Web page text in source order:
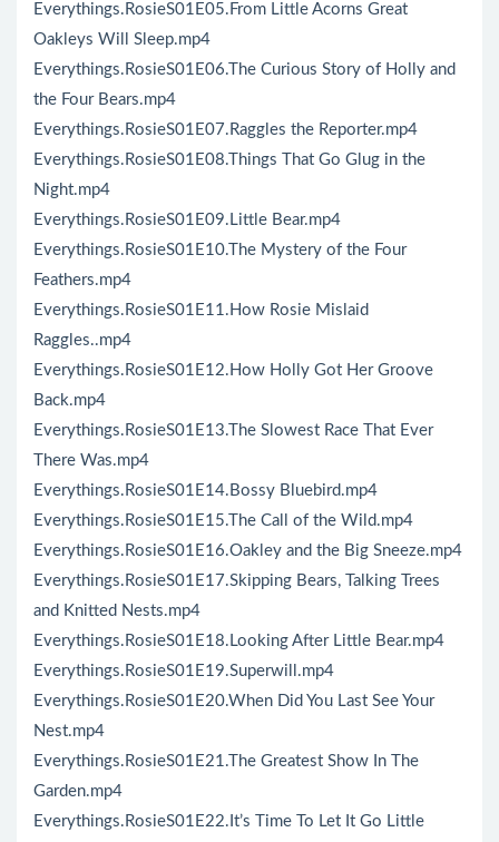
Everythings.RosieS01E05.From Little Acorns Great
Oakleys Will Sleep.mp4
Everythings.RosieS01E06.The Curious Story of Holly and
the Four Bears.mp4
Everythings.RosieS01E07.Raggles the Reporter.mp4
Everythings.RosieS01E08.Things That Go Glug in the
Night.mp4
Everythings.RosieS01E09.Little Bear.mp4
Everythings.RosieS01E10.The Mystery of the Four
Feathers.mp4
Everythings.RosieS01E11.How Rosie Mislaid
Raggles..mp4
Everythings.RosieS01E12.How Holly Got Her Groove
Back.mp4
Everythings.RosieS01E13.The Slowest Race That Ever
There Was.mp4
Everythings.RosieS01E14.Bossy Bluebird.mp4
Everythings.RosieS01E15.The Call of the Wild.mp4
Everythings.RosieS01E16.Oakley and the Big Sneeze.mp4
Everythings.RosieS01E17.Skipping Bears, Talking Trees
and Knitted Nests.mp4
Everythings.RosieS01E18.Looking After Little Bear.mp4
Everythings.RosieS01E19.Superwill.mp4
Everythings.RosieS01E20.When Did You Last See Your
Nest.mp4
Everythings.RosieS01E21.The Greatest Show In The
Garden.mp4
Everythings.RosieS01E22.It’s Time To Let It Go Little